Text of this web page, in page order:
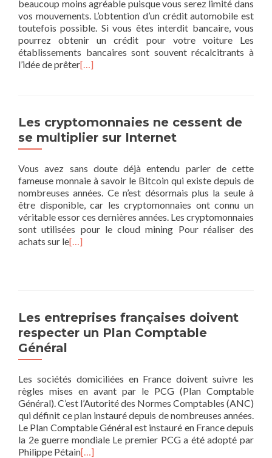
beaucoup moins agréable puisque vous serez limité dans
vos mouvements. L’obtention d’un crédit automobile est
toutefois possible. Si vous êtes interdit bancaire, vous
pourrez obtenir un crédit pour votre voiture Les
établissements bancaires sont souvent récalcitrants à
l’idée de prêter[…]
Les cryptomonnaies ne cessent de
se multiplier sur Internet
Vous avez sans doute déjà entendu parler de cette
fameuse monnaie à savoir le Bitcoin qui existe depuis de
nombreuses années. Ce n’est désormais plus la seule à
être disponible, car les cryptomonnaies ont connu un
véritable essor ces dernières années. Les cryptomonnaies
sont utilisées pour le cloud mining Pour réaliser des
achats sur le[…]
Les entreprises françaises doivent
respecter un Plan Comptable
Général
Les sociétés domiciliées en France doivent suivre les
règles mises en avant par le PCG (Plan Comptable
Général). C’est l’Autorité des Normes Comptables (ANC)
qui définit ce plan instauré depuis de nombreuses années.
Le Plan Comptable Général est instauré en France depuis
la 2e guerre mondiale Le premier PCG a été adopté par
Philippe Pétain[…]